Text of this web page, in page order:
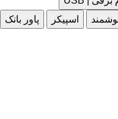
اسپیکر
پاور بانک